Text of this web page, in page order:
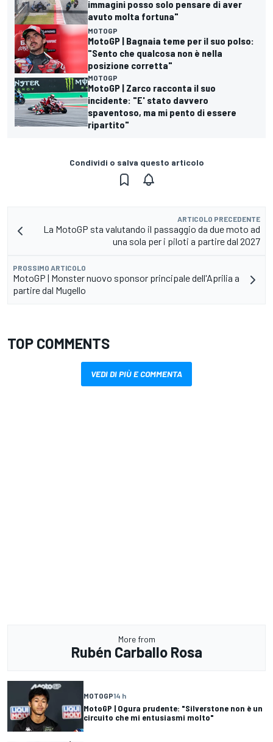
immagini posso solo pensare di aver
avuto molta fortuna"
MOTOGP
MotoGP | Bagnaia teme per il suo polso:
"Sento che qualcosa non è nella
posizione corretta"
MOTOGP
MotoGP | Zarco racconta il suo
incidente: "E' stato davvero
spaventoso, ma mi pento di essere
ripartito"
Condividi o salva questo articolo
ARTICOLO PRECEDENTE
La MotoGP sta valutando il passaggio da due moto ad
una sola per i piloti a partire dal 2027
PROSSIMO ARTICOLO
MotoGP | Monster nuovo sponsor principale dell'Aprilia a
partire dal Mugello
TOP COMMENTS
VEDI DI PIÙ E COMMENTA
More from
Rubén Carballo Rosa
MOTOGP14 h
MotoGP | Ogura prudente: "Silverstone non è un
circuito che mi entusiasmi molto"